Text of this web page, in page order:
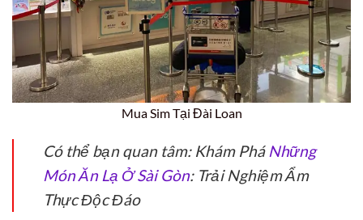
Mua Sim Tại Đài Loan
Có thể bạn quan tâm: Khám Phá Những
Món Ăn Lạ Ở Sài Gòn: Trải Nghiệm Ẩm
Thực Độc Đáo